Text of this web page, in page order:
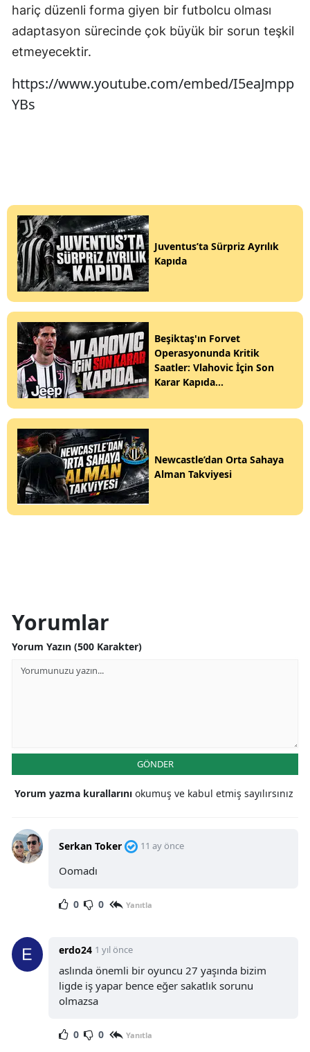
hariç düzenli forma giyen bir futbolcu olması
adaptasyon sürecinde çok büyük bir sorun teşkil
etmeyecektir.
https://www.youtube.com/embed/I5eaJmpp
YBs
Juventus’ta Sürpriz Ayrılık
Kapıda
Beşiktaş'ın Forvet
Operasyonunda Kritik
Saatler: Vlahovic İçin Son
Karar Kapıda...
Newcastle’dan Orta Sahaya
Alman Takviyesi
Yorumlar
Yorum Yazın (500 Karakter)
GÖNDER
Yorum yazma kurallarını okumuş ve kabul etmiş sayılırsınız
Serkan Toker 11 ay önce
Oomadı
0 0 Yanıtla
erdo24 1 yıl önce
aslında önemli bir oyuncu 27 yaşında bizim
ligde iş yapar bence eğer sakatlık sorunu
olmazsa
0 0 Yanıtla